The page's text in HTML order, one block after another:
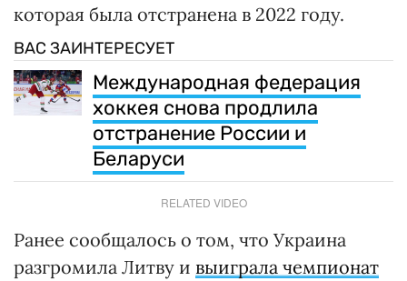
которая была отстранена в 2022 году.
ВАС ЗАИНТЕРЕСУЕТ
Международная федерация
хоккея снова продлила
отстранение России и
Беларуси
RELATED VIDEO
Ранее сообщалось о том, что Украина
разгромила Литву и выиграла чемпионат